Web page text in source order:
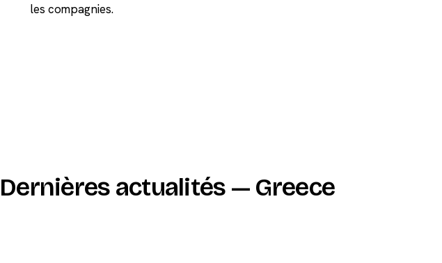
les compagnies.
Dernières actualités — Greece